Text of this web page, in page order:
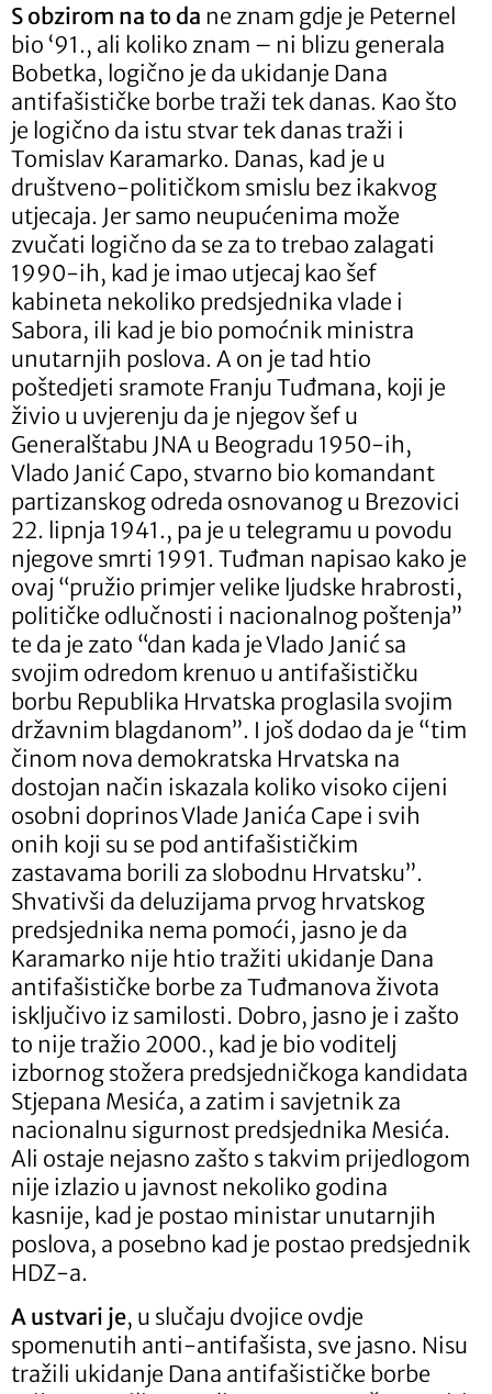
S obzirom na to da ne znam gdje je Peternel
bio ‘91., ali koliko znam – ni blizu generala
Bobetka, logično je da ukidanje Dana
antifašističke borbe traži tek danas. Kao što
je logično da istu stvar tek danas traži i
Tomislav Karamarko. Danas, kad je u
društveno-političkom smislu bez ikakvog
utjecaja. Jer samo neupućenima može
zvučati logično da se za to trebao zalagati
1990-ih, kad je imao utjecaj kao šef
kabineta nekoliko predsjednika vlade i
Sabora, ili kad je bio pomoćnik ministra
unutarnjih poslova. A on je tad htio
poštedjeti sramote Franju Tuđmana, koji je
živio u uvjerenju da je njegov šef u
Generalštabu JNA u Beogradu 1950-ih,
Vlado Janić Capo, stvarno bio komandant
partizanskog odreda osnovanog u Brezovici
22. lipnja 1941., pa je u telegramu u povodu
njegove smrti 1991. Tuđman napisao kako je
ovaj “pružio primjer velike ljudske hrabrosti,
političke odlučnosti i nacionalnog poštenja”
te da je zato “dan kada je Vlado Janić sa
svojim odredom krenuo u antifašističku
borbu Republika Hrvatska proglasila svojim
državnim blagdanom”. I još dodao da je “tim
činom nova demokratska Hrvatska na
dostojan način iskazala koliko visoko cijeni
osobni doprinos Vlade Janića Cape i svih
onih koji su se pod antifašističkim
zastavama borili za slobodnu Hrvatsku”.
Shvativši da deluzijama prvog hrvatskog
predsjednika nema pomoći, jasno je da
Karamarko nije htio tražiti ukidanje Dana
antifašističke borbe za Tuđmanova života
isključivo iz samilosti. Dobro, jasno je i zašto
to nije tražio 2000., kad je bio voditelj
izbornog stožera predsjedničkoga kandidata
Stjepana Mesića, a zatim i savjetnik za
nacionalnu sigurnost predsjednika Mesića.
Ali ostaje nejasno zašto s takvim prijedlogom
nije izlazio u javnost nekoliko godina
kasnije, kad je postao ministar unutarnjih
poslova, a posebno kad je postao predsjednik
HDZ-a.
A ustvari je, u slučaju dvojice ovdje
spomenutih anti-antifašista, sve jasno. Nisu
tražili ukidanje Dana antifašističke borbe